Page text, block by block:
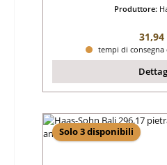
Produttore:
31,94
tempi di consegna
Solo 3 disponibili